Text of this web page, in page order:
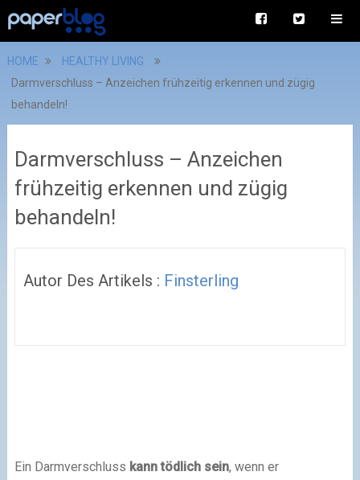
HOME
HEALTHY LIVING
Darmverschluss – Anzeichen frühzeitig erkennen und zügig
behandeln!
Darmverschluss – Anzeichen
frühzeitig erkennen und zügig
behandeln!
Autor Des Artikels : Finsterling
Ein Darmverschluss kann tödlich sein, wenn er